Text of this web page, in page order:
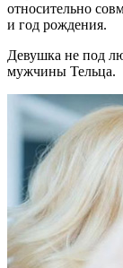
относительно
и год рождения.
Девушка не под
мужчины Тельца.